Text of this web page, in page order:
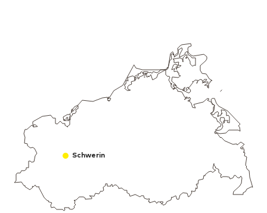
Schwerin